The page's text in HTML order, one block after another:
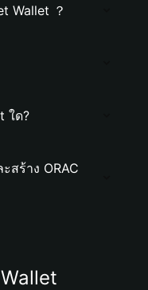
Wallet ？
ใด?
สร้าง ORAC